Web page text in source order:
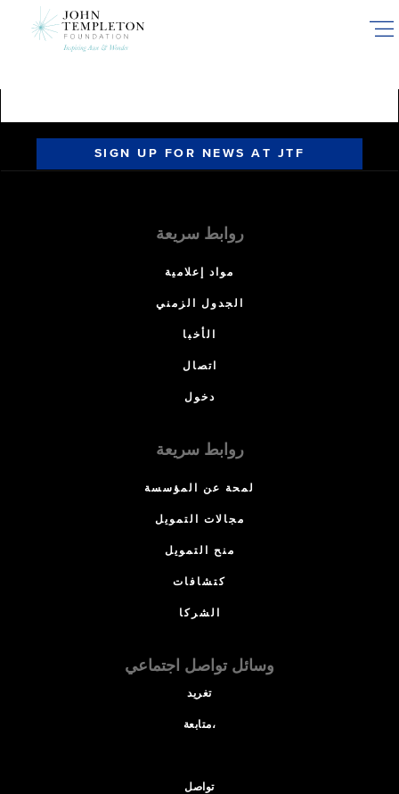
SIGN UP FOR NEWS AT JTF
روابط سريعة
مواد إعلامية
الجدول الزمني
الأخبا
اتصال
دخول
روابط سريعة
لمحة عن المؤسسة
مجالات التمويل
منح التمويل
كتشافات
الشركا
وسائل تواصل اجتماعي
تغريد
متابعة،
تواصل